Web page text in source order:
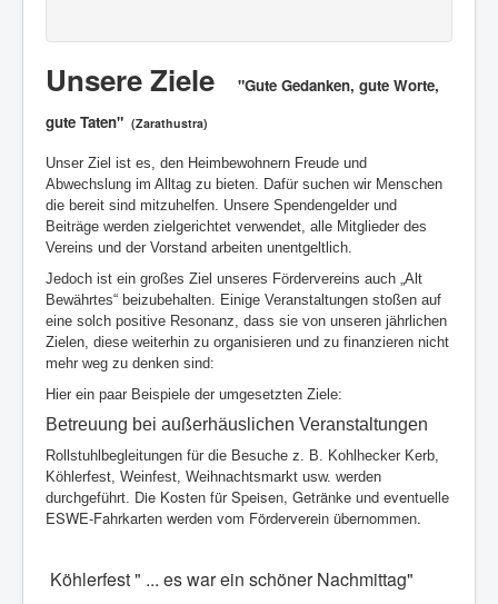
Unsere Ziele "Gute Gedanken, gute Worte,
gute Taten" (Zarathustra)
Unser Ziel ist es, den Heimbewohnern Freude und
Abwechslung im Alltag zu bieten. Dafür suchen wir Menschen
die bereit sind mitzuhelfen. Unsere Spendengelder und
Beiträge werden zielgerichtet verwendet, alle Mitglieder des
Vereins und der Vorstand arbeiten unentgeltlich.
Jedoch ist ein großes Ziel unseres Fördervereins auch „Alt
Bewährtes“ beizubehalten. Einige Veranstaltungen stoßen auf
eine solch positive Resonanz, dass sie von unseren jährlichen
Zielen, diese weiterhin zu organisieren und zu finanzieren nicht
mehr weg zu denken sind:
Hier ein paar Beispiele der umgesetzten Ziele:
Betreuung bei außerhäuslichen Veranstaltungen
Rollstuhlbegleitungen für die Besuche z. B. Kohlhecker Kerb,
Köhlerfest, Weinfest, Weihnachtsmarkt usw. werden
durchgeführt. Die Kosten für Speisen, Getränke und eventuelle
ESWE-Fahrkarten werden vom Förderverein übernommen.
Köhlerfest " ... es war ein schöner Nachmittag"